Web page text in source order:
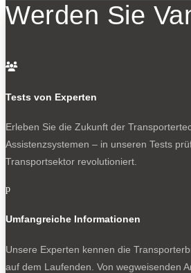
Werden Sie

Tests von Experten
Erleben Sie die Zukunft der
Assistenzsystemen – in unseren Tests
Transportsektor revolutioniert.
p
Umfangreiche Informationen
Unsere Experten kennen die
auf dem Laufenden. Von wegweisenden